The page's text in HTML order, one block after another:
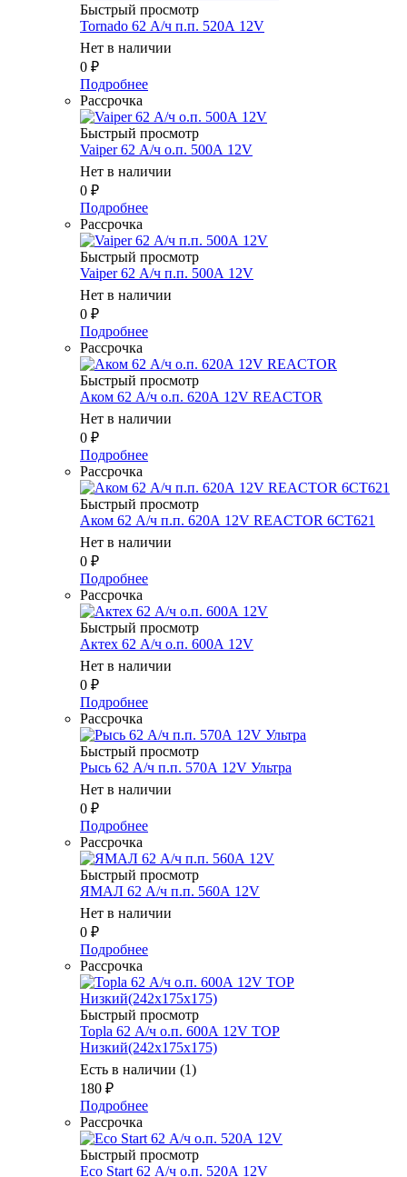
Быстрый просмотр
Tornado 62 А/ч п.п. 520А 12V
Нет в наличии
0 ₽
Подробнее
Рассрочка
Быстрый просмотр
Vaiper 62 А/ч о.п. 500А 12V
Нет в наличии
0 ₽
Подробнее
Рассрочка
Быстрый просмотр
Vaiper 62 А/ч п.п. 500А 12V
Нет в наличии
0 ₽
Подробнее
Рассрочка
Быстрый просмотр
Аком 62 А/ч о.п. 620А 12V REACTOR
Нет в наличии
0 ₽
Подробнее
Рассрочка
Быстрый просмотр
Аком 62 А/ч п.п. 620А 12V REACTOR 6CT621
Нет в наличии
0 ₽
Подробнее
Рассрочка
Быстрый просмотр
Актех 62 А/ч о.п. 600А 12V
Нет в наличии
0 ₽
Подробнее
Рассрочка
Быстрый просмотр
Рысь 62 А/ч п.п. 570А 12V Ультра
Нет в наличии
0 ₽
Подробнее
Рассрочка
Быстрый просмотр
ЯМАЛ 62 А/ч п.п. 560А 12V
Нет в наличии
0 ₽
Подробнее
Рассрочка
Быстрый просмотр
Topla 62 А/ч о.п. 600А 12V TOP
Низкий(242х175х175)
Есть в наличии (1)
180 ₽
Подробнее
Рассрочка
Быстрый просмотр
Eco Start 62 А/ч о.п. 520А 12V